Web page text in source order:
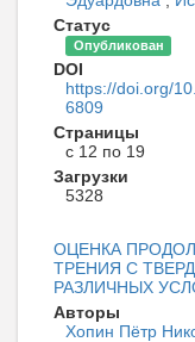
Статус
Опубликован
DOI
https://doi.org/
6809
Страницы
с 12 по 19
Загрузки
5328
ОЦЕНКА
ТРЕНИЯ С
РАЗЛИЧНЫХ
Авторы
Хопин Пётр